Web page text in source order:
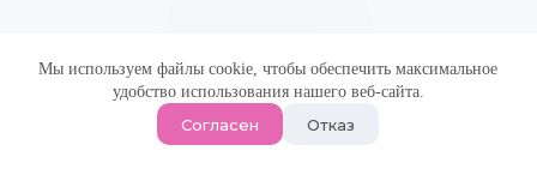
Мы используем файлы cookie, чтобы обеспечить максимальное
удобство использования нашего веб-сайта.
Согласен Отказ